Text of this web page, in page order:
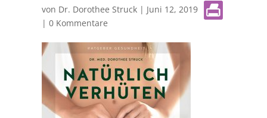
von Dr. Dorothee Struck| Juni 12, 2019
| 0 Kommentare